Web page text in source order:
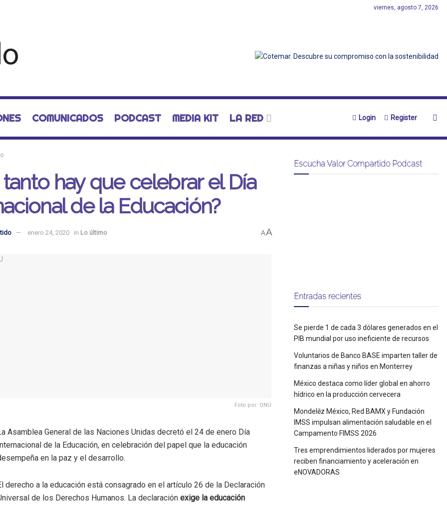
viernes, agosto 7, 2026
COMUNICADOS PODCAST MEDIA KIT LA RED Login Register
hay que celebrar el Día
de la Educación?
enero 24, 2020 in Lo último AA
Foto por: ONU
Asamblea General de las Naciones Unidas decretó el 24 de enero Día
de la Educación, en celebración del papel que la educación
en la paz y el desarrollo.
derecho a la educación está consagrado en el artículo 26 de la Declaración
de los Derechos Humanos. La declaración exige la educación
Escucha Valor Compartido Podcast
Entradas recientes
Se pierde 1 de cada 3 dólares generados en el
PIB mundial por uso ineficiente de recursos
Voluntarios de Banco BASE imparten taller de
finanzas a niñas y niños en Monterrey
México destaca como líder global en ahorro
hídrico en la producción cervecera
Mondelēz México, Red BAMX y Fundación
IMSS impulsan alimentación saludable en el
Campamento FIMSS 2026
Tres emprendimientos liderados por mujeres
reciben financiamiento y aceleración en
eNOVADORAS